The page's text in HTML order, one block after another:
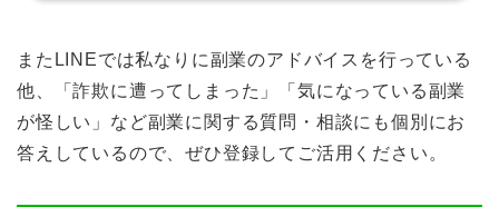
またLINEでは私なりに副業のアドバイスを行っている
他、「詐欺に遭ってしまった」「気になっている副業
が怪しい」など副業に関する質問・相談にも個別にお
答えしているので、ぜひ登録してご活用ください。